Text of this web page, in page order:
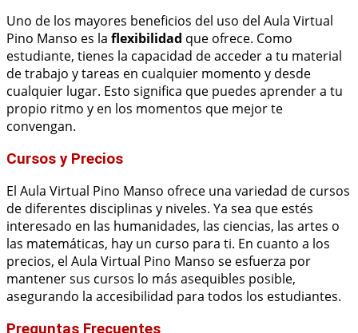
Uno de los mayores beneficios del uso del Aula Virtual
Pino Manso es la flexibilidad que ofrece. Como
estudiante, tienes la capacidad de acceder a tu material
de trabajo y tareas en cualquier momento y desde
cualquier lugar. Esto significa que puedes aprender a tu
propio ritmo y en los momentos que mejor te
convengan.
Cursos y Precios
El Aula Virtual Pino Manso ofrece una variedad de cursos
de diferentes disciplinas y niveles. Ya sea que estés
interesado en las humanidades, las ciencias, las artes o
las matemáticas, hay un curso para ti. En cuanto a los
precios, el Aula Virtual Pino Manso se esfuerza por
mantener sus cursos lo más asequibles posible,
asegurando la accesibilidad para todos los estudiantes.
Preguntas Frecuentes